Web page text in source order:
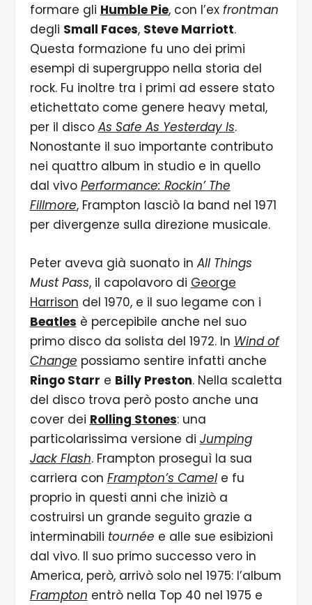
formare gli Humble Pie, con l’ex frontman
degli Small Faces, Steve Marriott.
Questa formazione fu uno dei primi
esempi di supergruppo nella storia del
rock. Fu inoltre tra i primi ad essere stato
etichettato come genere heavy metal,
per il disco As Safe As Yesterday Is.
Nonostante il suo importante contributo
nei quattro album in studio e in quello
dal vivo Performance: Rockin’ The
Fillmore, Frampton lasciò la band nel 1971
per divergenze sulla direzione musicale.
Peter aveva già suonato in All Things
Must Pass, il capolavoro di George
Harrison del 1970, e il suo legame con i
Beatles è percepibile anche nel suo
primo disco da solista del 1972. In Wind of
Change possiamo sentire infatti anche
Ringo Starr e Billy Preston. Nella scaletta
del disco trova però posto anche una
cover dei Rolling Stones: una
particolarissima versione di Jumping
Jack Flash. Frampton proseguì la sua
carriera con Frampton’s Camele fu
proprio in questi anni che iniziò a
costruirsi un grande seguito grazie a
interminabili tournée e alle sue esibizioni
dal vivo. Il suo primo successo vero in
America, però, arrivò solo nel 1975: l’album
Frampton entrò nella Top 40 nel 1975 e